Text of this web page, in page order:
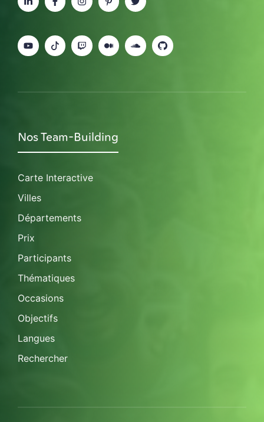
Nos Team-Building
Carte Interactive
Villes
Départements
Prix
Participants
Thématiques
Occasions
Objectifs
Langues
Rechercher